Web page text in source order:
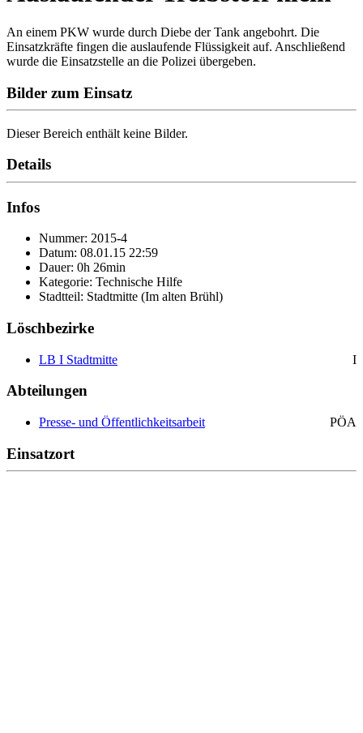
An einem PKW wurde durch Diebe der Tank angebohrt. Die
Einsatzkräfte fingen die auslaufende Flüssigkeit auf. Anschließend
wurde die Einsatzstelle an die Polizei übergeben.
Bilder zum Einsatz
Dieser Bereich enthält keine Bilder.
Details
Infos
Nummer: 2015-4
Datum: 08.01.15 22:59
Dauer: 0h 26min
Kategorie: Technische Hilfe
Stadtteil: Stadtmitte (Im alten Brühl)
Löschbezirke
LB I Stadtmitte I
Abteilungen
Presse- und Öffentlichkeitsarbeit PÖA
Einsatzort